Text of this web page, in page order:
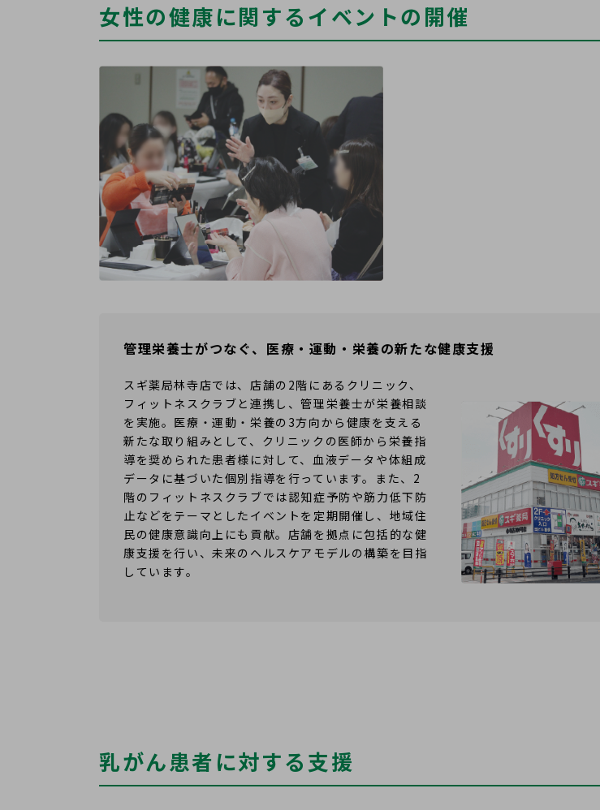
女性の健康に関するイベントの開催
管理栄養士がつなぐ、医療・運動・栄養の新たな健康支援
スギ薬局林寺店では、店舗の2階にあるクリニック、
フィットネスクラブと連携し、管理栄養士が栄養相談
を実施。医療・運動・栄養の3方向から健康を支える
新たな取り組みとして、クリニックの医師から栄養指
導を奨められた患者様に対して、血液データや体組成
データに基づいた個別指導を行っています。また、2
階のフィットネスクラブでは認知症予防や筋力低下防
止などをテーマとしたイベントを定期開催し、地域住
民の健康意識向上にも貢献。店舗を拠点に包括的な健
康支援を行い、未来のヘルスケアモデルの構築を目指
しています。
乳がん患者に対する支援